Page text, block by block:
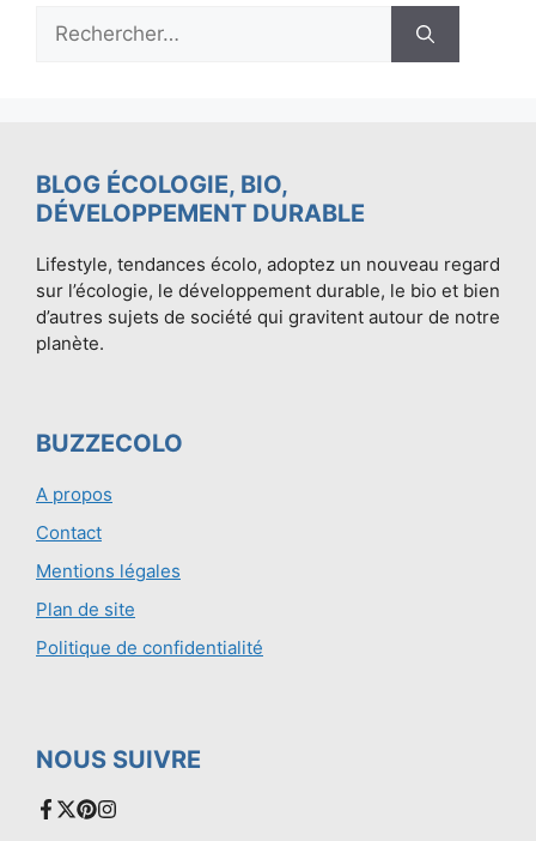
Rechercher :
BLOG ÉCOLOGIE, BIO,
DÉVELOPPEMENT DURABLE
Lifestyle, tendances écolo, adoptez un nouveau regard
sur l’écologie, le développement durable, le bio et bien
d’autres sujets de société qui gravitent autour de notre
planète.
BUZZECOLO
A propos
Contact
Mentions légales
Plan de site
Politique de confidentialité
NOUS SUIVRE